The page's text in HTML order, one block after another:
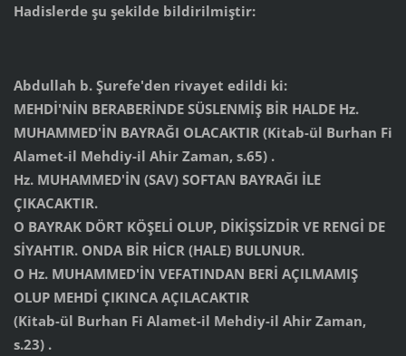
Hadislerde şu şekilde bildirilmiştir:
Abdullah b. Şurefe'den rivayet edildi ki:
MEHDİ'NİN BERABERİNDE SÜSLENMİŞ BİR HALDE Hz.
MUHAMMED'İN BAYRAĞI OLACAKTIR (Kitab-ül Burhan Fi
Alamet-il Mehdiy-il Ahir Zaman, s.65) .
Hz. MUHAMMED'İN (SAV) SOFTAN BAYRAĞI İLE
ÇIKACAKTIR.
O BAYRAK DÖRT KÖŞELİ OLUP, DİKİŞSİZDİR VE RENGİ DE
SİYAHTIR. ONDA BİR HİCR (HALE) BULUNUR.
O Hz. MUHAMMED'İN VEFATINDAN BERİ AÇILMAMIŞ
OLUP MEHDİ ÇIKINCA AÇILACAKTIR
(Kitab-ül Burhan Fi Alamet-il Mehdiy-il Ahir Zaman,
s.23) .